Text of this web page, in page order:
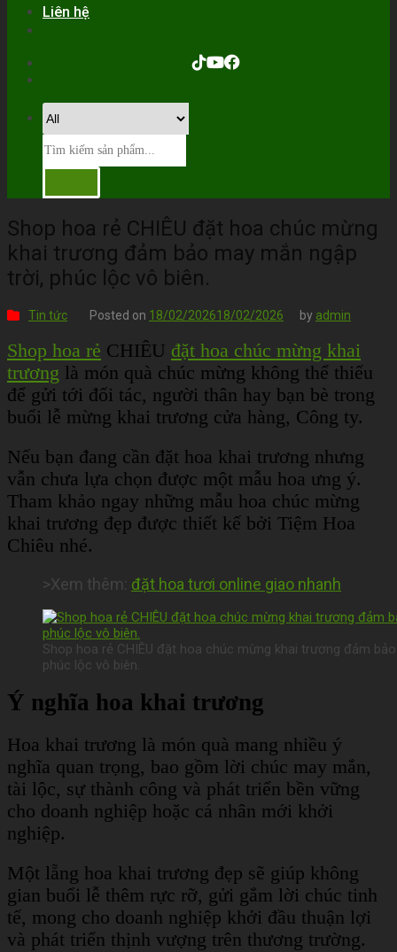
Liên hệ
Shop hoa rẻ CHIÊU đặt hoa chúc mừng
khai trương đảm bảo may mắn ngập
trời, phúc lộc vô biên.
Tin tức Posted on 18/02/202618/02/2026 by admin
Shop hoa rẻ CHIÊU đặt hoa chúc mừng khai
trương là món quà chúc mừng không thể thiếu
để gửi tới đối tác, người thân hay bạn bè trong
buổi lễ mừng khai trương cửa hàng, Công ty.
Nếu bạn đang cần đặt hoa khai trương nhưng
vẫn chưa lựa chọn được một mẫu hoa ưng ý.
Tham khảo ngay những mẫu hoa chúc mừng
khai trương đẹp được thiết kế bởi Tiệm Hoa
Chiêu nhé.
>Xem thêm: đặt hoa tươi online giao nhanh
Shop hoa rẻ CHIÊU đặt hoa chúc mừng khai trương đảm
phúc lộc vô biên.
Ý nghĩa hoa khai trương
Hoa khai trương là món quà mang nhiều ý
nghĩa quan trọng, bao gồm lời chúc may mắn,
tài lộc, sự thành công và phát triển bền vững
cho doanh nghiệp hoặc cá nhân mới khởi
nghiệp.
Một lẵng hoa khai trương đẹp sẽ giúp không
gian buổi lễ thêm rực rỡ, gửi gắm lời chúc tinh
tế, mong cho doanh nghiệp khởi đầu thuận lợi
và phát triển thịnh vượng trên thương trường.